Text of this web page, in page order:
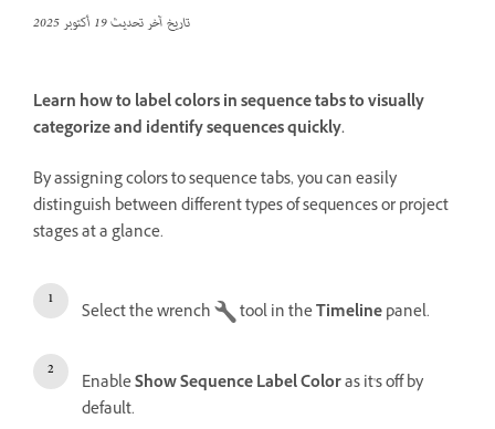
تاريخ آخر تحديث19 أكتوبر 2025
Learn how to label colors in sequence tabs to visually
categorize and identify sequences quickly.
By assigning colors to sequence tabs, you can easily
distinguish between different types of sequences or project
stages at a glance.
Select the wrench tool in theTimelinepanel.
EnableShow Sequence Label Coloras it's off by
default.